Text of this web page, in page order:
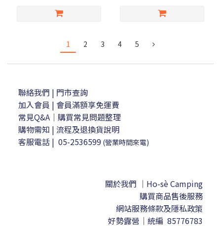
1 2 3 4 5
聯絡我們 | 門市查詢
加入會員 | 會員滿額享免運費
常見Q&A｜購買常見問題整理
購物需知 | 流程及退換貨說明
客服電話 | 05-2536599 (營業時間來電)
關於我們 ｜Ho-sè Camping
購買商品售後服務
網站服務條款及隱私政策
好勢露營｜ 統編 85776783